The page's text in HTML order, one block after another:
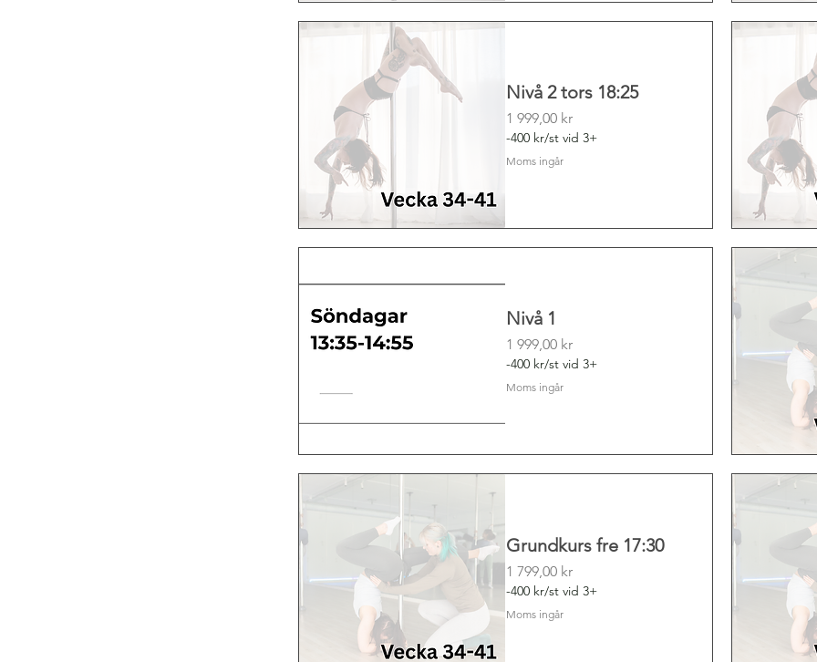
Nivå 2 tors 18:25
Pris
1 999,00 kr
-400 kr/st vid 3+
Moms ingår
Nivå 1
Pris
1 999,00 kr
-400 kr/st vid 3+
Moms ingår
Grundkurs fre 17:30
Pris
1 799,00 kr
-400 kr/st vid 3+
Moms ingår